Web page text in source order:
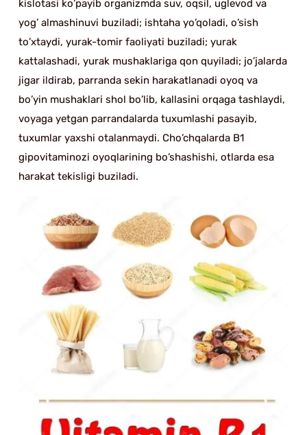
kislotasi ko’payib organizmda suv, oqsil, uglevod va
yog’ almashinuvi buziladi; ishtaha yo’qoladi, o’sish
to’xtaydi, yurak-tomir faoliyati buziladi; yurak
kattalashadi, yurak mushaklariga qon quyiladi; jo’jalarda
jigar ildirab, parranda sekin harakatlanadi oyoq va
bo’yin mushaklari shol bo’lib, kallasini orqaga tashlaydi,
voyaga yetgan parrandalarda tuxumlashi pasayib,
tuxumlar yaxshi otalanmaydi. Cho’chqalarda B1
gipovitaminozi oyoqlarining bo’shashishi, otlarda esa
harakat tekisligi buziladi.